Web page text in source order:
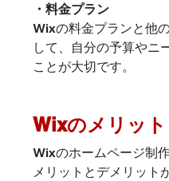
・料金プラン
Wixの料金プランと他
して、自分の予算やニ
ことが大切です。
Wixのメリッ
Wixのホームページ制
メリットとデメリット